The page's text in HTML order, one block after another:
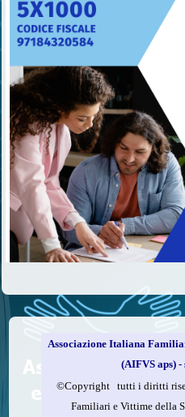
C'è un modo di contribuire alle
delle vittime della strada e per
loro familiari che non costa nulla:
Come fare
Compila la scheda CUD o del
Firma nel riquadro indicato
Associazione Italiana
(AIFVS aps)
©​Copyright tutti i diritti
Familiari e Vittime della